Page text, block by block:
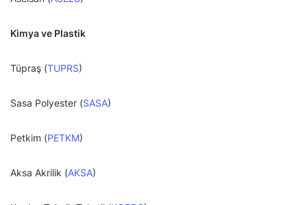
Kimya ve Plastik
Tüpraş (TUPRS)
Sasa Polyester (SASA)
Petkim (PETKM)
Aksa Akrilik (AKSA)